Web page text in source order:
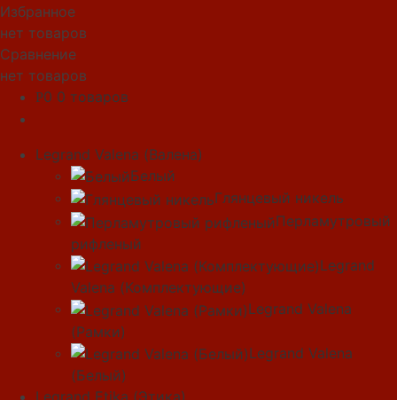
Избранное
нет товаров
Сравнение
нет товаров
Р0 0 товаров
Legrand Valena (Валена)
Белый
Глянцевый никель
Перламутровый
рифленый
Legrand
Valena (Комплектующие)
Legrand Valena
(Рамки)
Legrand Valena
(Белый)